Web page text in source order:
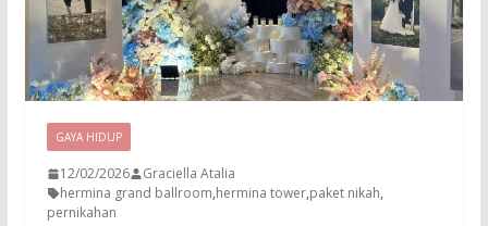
GAYA HIDUP
12/02/2026
Graciella Atalia
hermina grand ballroom,hermina tower,paket nikah,
pernikahan